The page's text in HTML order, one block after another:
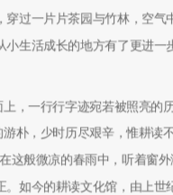
过一片片茶园与竹林，空气
生活成长的地方有了更进一
，一行行字迹宛若被照亮的
朴，少时历尽艰辛，惟耕读
这般微凉的春雨中，听着窗
如今的耕读文化馆，由上世